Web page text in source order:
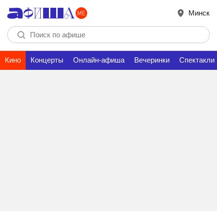
Минск
Кино Концерты Онлайн-афиша Вечеринки Спектакли